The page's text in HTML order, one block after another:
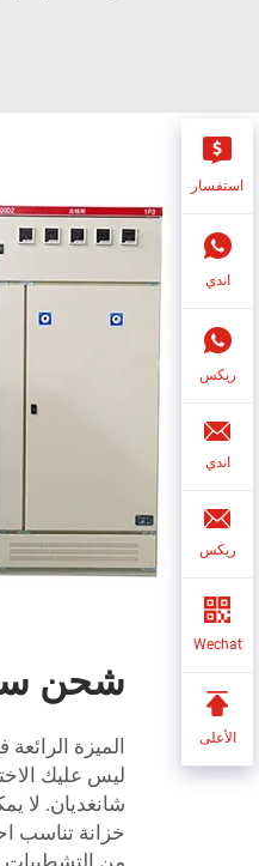
شحن
الميزة
ليس عليك
شانغديان. لا
خزانة تناسب
من التشطيبات
استفسار
اندي
ريكس
اندي
ريكس
Wechat
الأعلى